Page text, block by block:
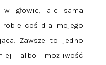
głowie, ale sama
robię coś dla mojego
Zawsze to jedno
albo możliwość